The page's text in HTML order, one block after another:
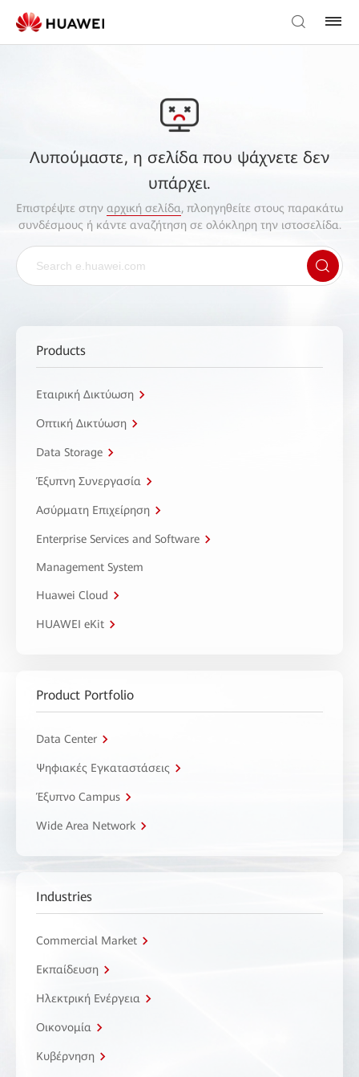
Λυπούμαστε, η σελίδα που ψάχνετε δεν
υπάρχει.
Επιστρέψτε στην αρχική σελίδα, πλοηγηθείτε στους παρακάτω
συνδέσμους ή κάντε αναζήτηση σε ολόκληρη την ιστοσελίδα.
Products
Εταιρική Δικτύωση
Οπτική Δικτύωση
Data Storage
Έξυπνη Συνεργασία
Ασύρματη Επιχείρηση
Enterprise Services and Software
Management System
Huawei Cloud
HUAWEI eKit
Product Portfolio
Data Center
Ψηφιακές Εγκαταστάσεις
Έξυπνο Campus
Wide Area Network
Industries
Commercial Market
Εκπαίδευση
Ηλεκτρική Ενέργεια
Οικονομία
Κυβέρνηση